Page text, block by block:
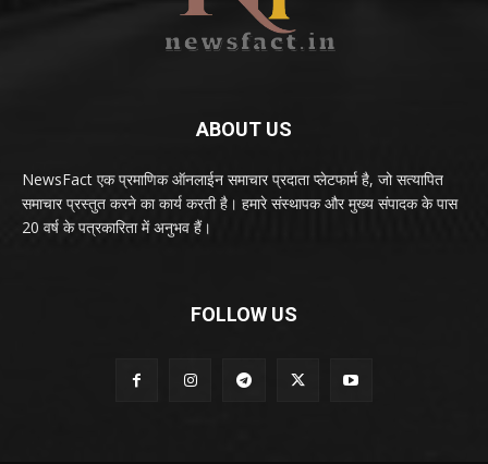
ABOUT US
NewsFact एक प्रमाणिक ऑनलाईन समाचार प्रदाता प्लेटफार्म है, जो सत्यापित
समाचार प्रस्तुत करने का कार्य करती है। हमारे संस्थापक और मुख्य संपादक के पास
20 वर्ष के पत्रकारिता में अनुभव हैं।
FOLLOW US